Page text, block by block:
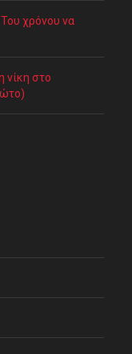
χρόνου να
νίκη στο